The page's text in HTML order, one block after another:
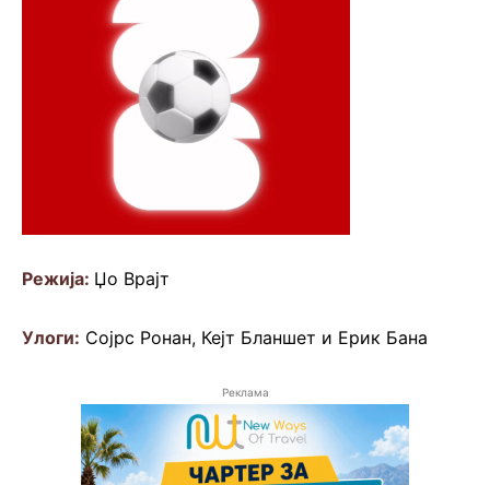
Режија: Џо Врајт
Улоги: Сојрс Ронан, Кејт Бланшет и Ерик Бана
Реклама